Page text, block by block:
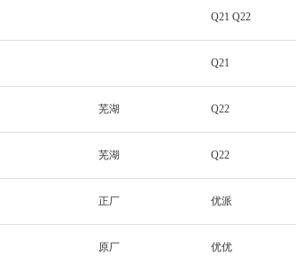
Q21 Q22
Q21
芜湖 Q22
芜湖 Q22
正厂 优派
原厂 优优